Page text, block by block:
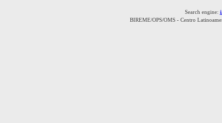
Search engine:
BIREME/OPS/OMS - Centro